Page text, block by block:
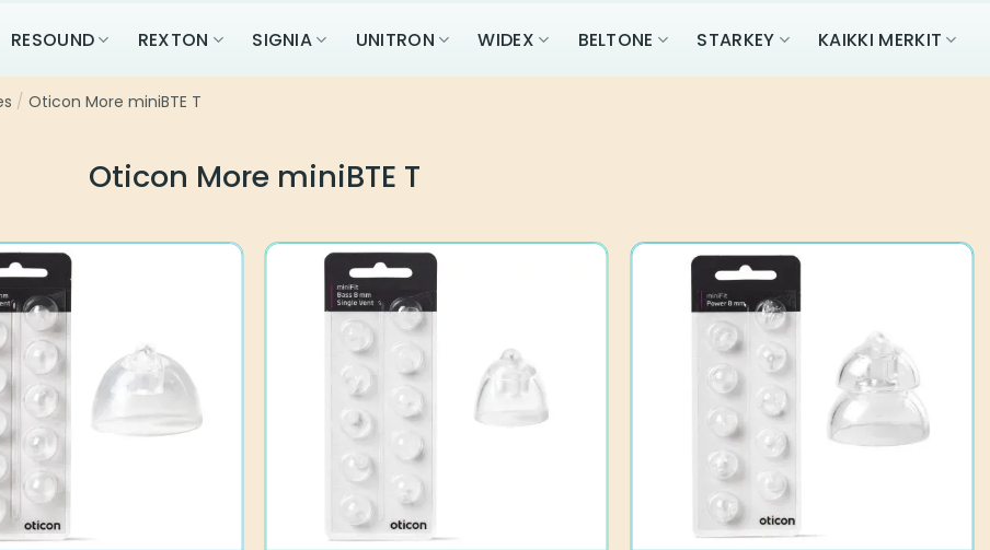
RESOUND REXTON SIGNIA UNITRON WIDEX BELTONE STARKEY KAIKKI MERKIT
/ Oticon More miniBTE T
Oticon More miniBTE T